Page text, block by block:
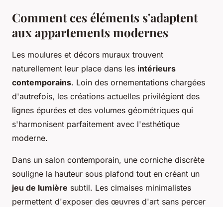
Comment ces éléments s'adaptent
aux appartements modernes
Les moulures et décors muraux trouvent
naturellement leur place dans les intérieurs
contemporains. Loin des ornementations chargées
d'autrefois, les créations actuelles privilégient des
lignes épurées et des volumes géométriques qui
s'harmonisent parfaitement avec l'esthétique
moderne.
Dans un salon contemporain, une corniche discrète
souligne la hauteur sous plafond tout en créant un
jeu de lumière subtil. Les cimaises minimalistes
permettent d'exposer des œuvres d'art sans percer